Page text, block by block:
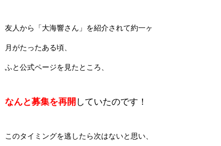
友人から「大海響さん」を紹介されて約一ヶ
月がたったある頃、
ふと公式ページを見たところ、
なんと募集を再開 していたのです！
このタイミングを逃したら次はないと思い、